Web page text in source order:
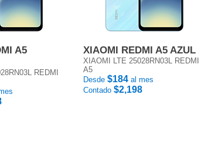
A5
REDMI
XIAOMI REDMI A5 AZUL
XIAOMI LTE 25028RN03L REDMI
A5
Desde $184 al mes
Contado $2,198